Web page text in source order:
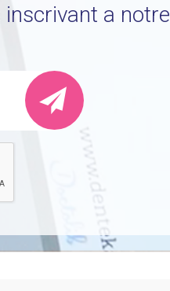
inscrivant a notre